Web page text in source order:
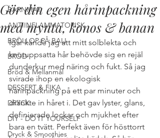
BARNMAT
ANTIINFLAMMATORISK
BRÖLLOP PÅ BALI
BRÖD
Bröd & Mellanmål
DESSERT & FIKA
DRYCK
DIY - DO IT YOURSELF
Dryck & Smoothies
Gör din egen hårinpackning
med mynta, konos & banan
Igår kände jag att mitt solblekta och
knutuppsatta hår behövde sig en rejäl
dunderkur med näring och fukt. Så jag
svirade ihop en ekologisk
hårinpackning på ett par minuter och
dränkte in håret i. Det gav lyster, glans,
definierade lockar och mjukhet efter
bara en tvätt. Perfekt även för hösttorrt